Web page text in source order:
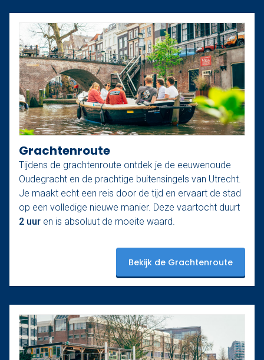
Grachtenroute
Tijdens de grachtenroute ontdek je de eeuwenoude
Oudegracht en de prachtige buitensingels van Utrecht.
Je maakt echt een reis door de tijd en ervaart de stad
op een volledige nieuwe manier. Deze vaartocht duurt
2 uur en is absoluut de moeite waard.
Bekijk de Grachtenroute